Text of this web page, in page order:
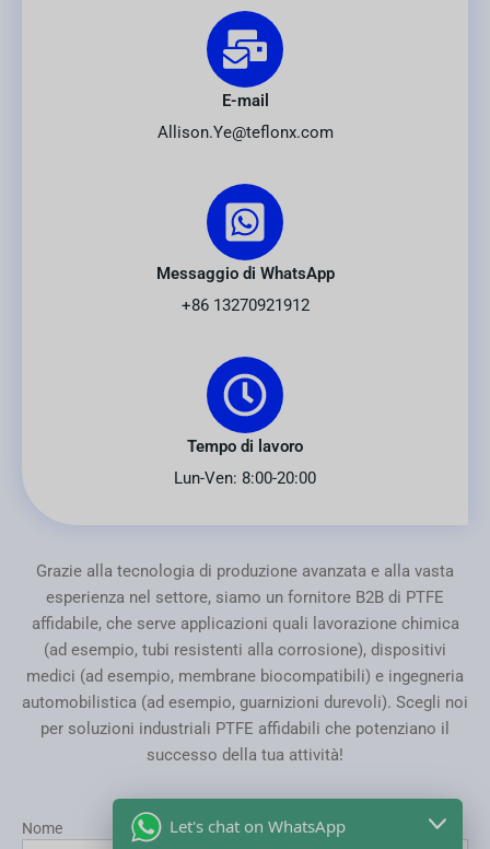
E-mail
Allison.Ye@teflonx.com
Messaggio di WhatsApp
+86 13270921912
Tempo di lavoro
Lun-Ven: 8:00-20:00
Grazie alla tecnologia di produzione avanzata e alla vasta
esperienza nel settore, siamo un fornitore B2B di PTFE
affidabile, che serve applicazioni quali lavorazione chimica
(ad esempio, tubi resistenti alla corrosione), dispositivi
medici (ad esempio, membrane biocompatibili) e ingegneria
automobilistica (ad esempio, guarnizioni durevoli). Scegli noi
per soluzioni industriali PTFE affidabili che potenziano il
successo della tua attività!
Nome Let's chat on WhatsApp